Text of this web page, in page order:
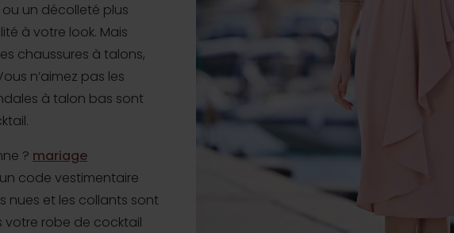
un décolleté plus
à votre look. Mais
chaussures à talons,
n’aimez pas les
à talon bas sont
? mariage
code vestimentaire
nues et les collants sont
votre robe de cocktail